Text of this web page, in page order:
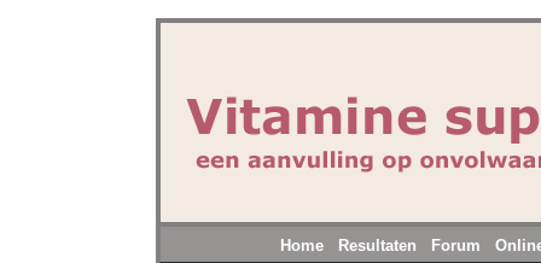
Home Resultaten Forum